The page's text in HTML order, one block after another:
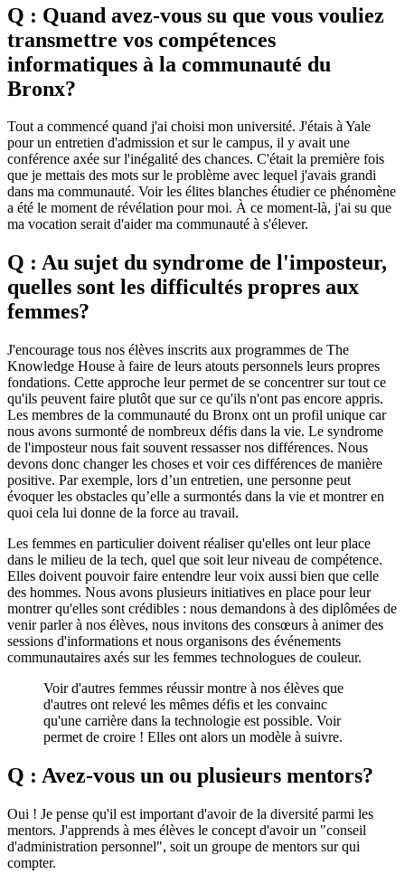
Q : Quand avez-vous su que vous vouliez
transmettre vos compétences
informatiques à la communauté du
Bronx?
Tout a commencé quand j'ai choisi mon université. J'étais à Yale
pour un entretien d'admission et sur le campus, il y avait une
conférence axée sur l'inégalité des chances. C'était la première fois
que je mettais des mots sur le problème avec lequel j'avais grandi
dans ma communauté. Voir les élites blanches étudier ce phénomène
a été le moment de révélation pour moi. À ce moment-là, j'ai su que
ma vocation serait d'aider ma communauté à s'élever.
Q : Au sujet du syndrome de l'imposteur,
quelles sont les difficultés propres aux
femmes?
J'encourage tous nos élèves inscrits aux programmes de The
Knowledge House à faire de leurs atouts personnels leurs propres
fondations. Cette approche leur permet de se concentrer sur tout ce
qu'ils peuvent faire plutôt que sur ce qu'ils n'ont pas encore appris.
Les membres de la communauté du Bronx ont un profil unique car
nous avons surmonté de nombreux défis dans la vie. Le syndrome
de l'imposteur nous fait souvent ressasser nos différences. Nous
devons donc changer les choses et voir ces différences de manière
positive. Par exemple, lors d’un entretien, une personne peut
évoquer les obstacles qu’elle a surmontés dans la vie et montrer en
quoi cela lui donne de la force au travail.
Les femmes en particulier doivent réaliser qu'elles ont leur place
dans le milieu de la tech, quel que soit leur niveau de compétence.
Elles doivent pouvoir faire entendre leur voix aussi bien que celle
des hommes. Nous avons plusieurs initiatives en place pour leur
montrer qu'elles sont crédibles : nous demandons à des diplômées de
venir parler à nos élèves, nous invitons des consœurs à animer des
sessions d'informations et nous organisons des événements
communautaires axés sur les femmes technologues de couleur.
Voir d'autres femmes réussir montre à nos élèves que
d'autres ont relevé les mêmes défis et les convainc
qu'une carrière dans la technologie est possible. Voir
permet de croire ! Elles ont alors un modèle à suivre.
Q : Avez-vous un ou plusieurs mentors?
Oui ! Je pense qu'il est important d'avoir de la diversité parmi les
mentors. J'apprends à mes élèves le concept d'avoir un "conseil
d'administration personnel", soit un groupe de mentors sur qui
compter.